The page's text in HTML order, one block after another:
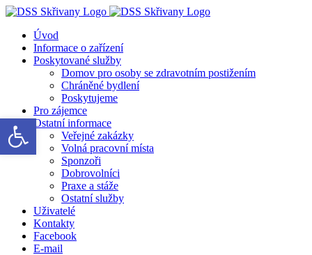
Přeskočit
obsah
Úvod
Informace o zařízení
Poskytované služby
Domov pro osoby se zdravotním postižením
Chráněné bydlení
Poskytujeme
Pro zájemce
Ostatní informace
Veřejné zakázky
Volná pracovní místa
Sponzoři
Dobrovolníci
Praxe a stáže
Ostatní služby
Uživatelé
Kontakty
Facebook
E-mail
Open toolbar